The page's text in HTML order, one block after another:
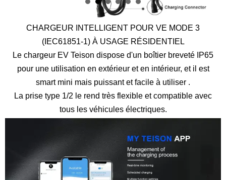
CHARGEUR INTELLIGENT POUR VE MODE 3
(IEC61851-1) À USAGE RÉSIDENTIEL
Le chargeur EV Teison dispose d'un boîtier breveté IP65
pour une utilisation en extérieur et en intérieur, et il est
smart mini mais puissant et facile à utiliser .
La prise type 1/2 le rend très flexible et compatible avec
tous les véhicules électriques.